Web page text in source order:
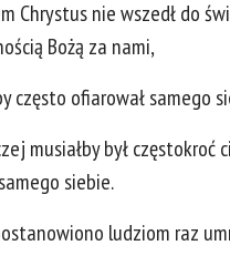
Chrystus nie wszedł do
Bożą za nami,
często ofiarował samego
musiałby był
siebie.
ludziom raz